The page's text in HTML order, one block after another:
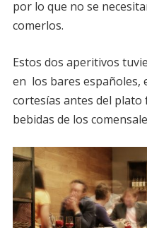
por lo que no se
comerlos.
Estos dos aperitivos
en los bares españoles,
cortesías antes del
bebidas de los